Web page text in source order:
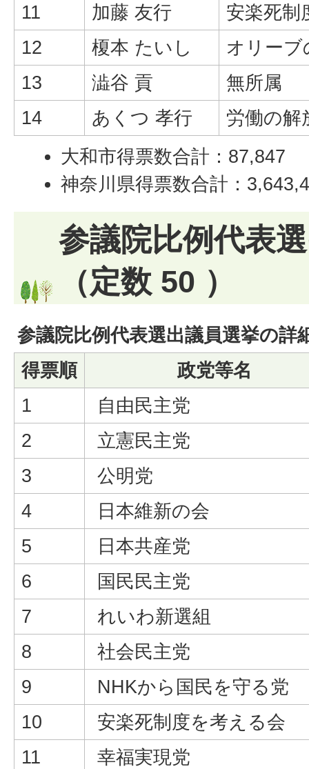
11
加藤 友行
安楽死制
12
榎本 たいし
オリーブ
13
澁谷 貢
無所属
14
あくつ 孝行
労働の解
大和市得票数合計：87,847
神奈川県得票数合計：
参議院比例代表
（定数 50 ）
参議院比例代表選出議員選挙の詳
得票順
政党等名
1
自由民主党
2
立憲民主党
3
公明党
4
日本維新の会
5
日本共産党
6
国民民主党
7
れいわ新選組
8
社会民主党
9
NHKから国民を守る党
10
安楽死制度を考える会
11
幸福実現党